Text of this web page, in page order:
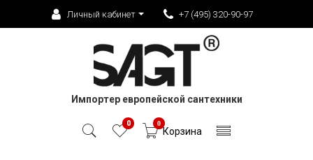
Личный кабинет +7 (495) 320-90-97
Импортер европейской сантехники
0 0
Корзина